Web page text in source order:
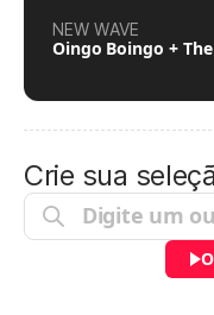
NEW WAVE
Oingo Boingo +
Crie sua